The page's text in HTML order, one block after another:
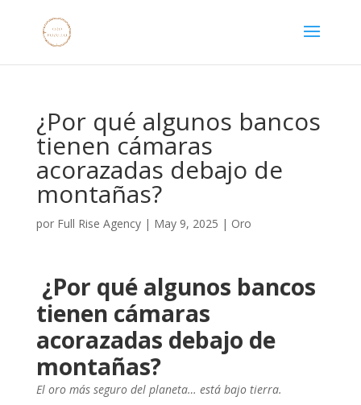
¿Por qué algunos bancos
tienen cámaras
acorazadas debajo de
montañas?
por Full Rise Agency| May 9, 2025 | Oro
¿Por qué algunos bancos
tienen cámaras
acorazadas debajo de
montañas?
El oro más seguro del planeta… está bajo tierra.